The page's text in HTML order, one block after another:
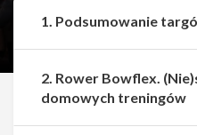
1. Podsumowanie
2. Rower Bowflex.
domowych treningów